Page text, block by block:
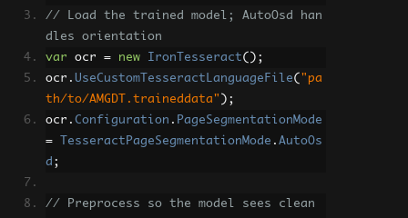
// Load the trained model; AutoOsd han
dles orientation
var ocr = new IronTesseract();
ocr . UseCustomTesseractLanguageFile( "pa
th/to/AMGDT.traineddata" );
ocr . Configuration . PageSegmentationMode
=
TesseractPageSegmentationMode . AutoOs
d ;
// Preprocess so the model sees clean